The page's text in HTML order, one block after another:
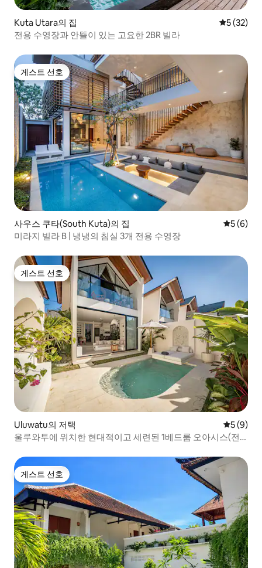
Kuta Utara의 집 평점 5점
5 (32)
전용 수영장과 안뜰이 있는 고요한 2BR 빌라
게스트 선호
게스트 선호
사우스 쿠타(South Kuta)의 집 평점 5점
5 (6)
미라지 빌라 B | 냉냉의 침실 3개 전용 수영장
게스트 선호
게스트 선호
Uluwatu의 저택 평점 5점
5 (9)
울루와투에 위치한 현대적이고 세련된 1베드룸 오아시스(전
게스트 선호
게스트 선호